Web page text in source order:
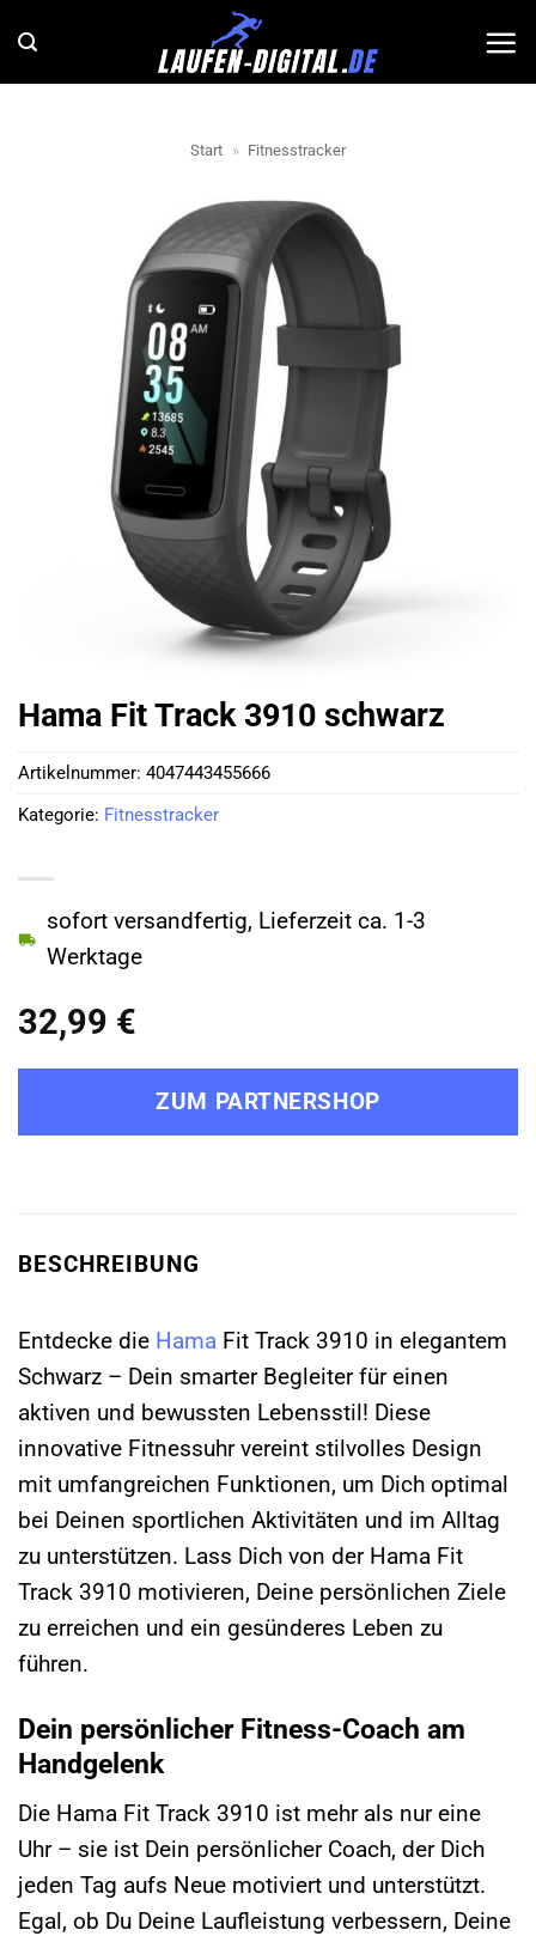
Inhalt
springen
Start » Fitnesstracker
Hama Fit Track 3910 schwarz
32,99 €
sofort versandfertig, Lieferzeit ca. 1-3
Werktage
ZUM PARTNERSHOP
Artikelnummer: 4047443455666
Kategorie: Fitnesstracker
BESCHREIBUNG
Entdecke die Hama Fit Track 3910 in elegantem
Schwarz – Dein smarter Begleiter für einen
aktiven und bewussten Lebensstil! Diese
innovative Fitnessuhr vereint stilvolles Design
mit umfangreichen Funktionen, um Dich optimal
bei Deinen sportlichen Aktivitäten und im Alltag
zu unterstützen. Lass Dich von der Hama Fit
Track 3910 motivieren, Deine persönlichen Ziele
zu erreichen und ein gesünderes Leben zu
führen.
Dein persönlicher Fitness-Coach am
Handgelenk
Die Hama Fit Track 3910 ist mehr als nur eine
Uhr – sie ist Dein persönlicher Coach, der Dich
jeden Tag aufs Neue motiviert und unterstützt.
Egal, ob Du Deine Laufleistung verbessern, Deine